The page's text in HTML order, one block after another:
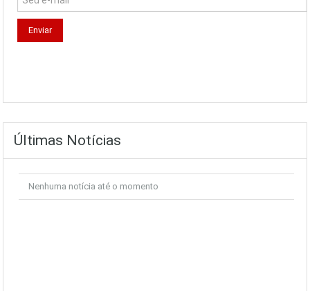
Últimas Notícias
Nenhuma notícia até o momento